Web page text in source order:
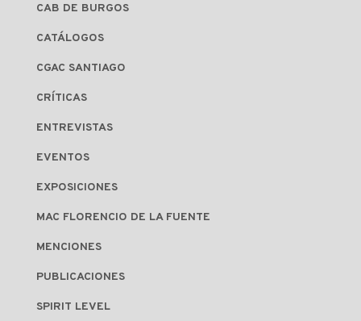
CAB DE BURGOS
CATÁLOGOS
CGAC SANTIAGO
CRÍTICAS
ENTREVISTAS
EVENTOS
EXPOSICIONES
MAC FLORENCIO DE LA FUENTE
MENCIONES
PUBLICACIONES
SPIRIT LEVEL